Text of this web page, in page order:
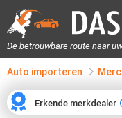
De betrouwbare route naar
Auto importeren
Erkende merkdealer
Erkende merkdealer